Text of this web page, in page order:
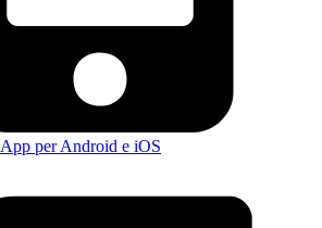
App per Android e iOS